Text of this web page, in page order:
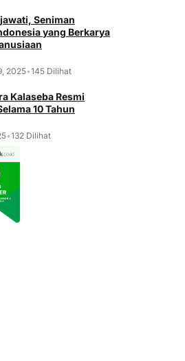
Seniman
yang Berkarya
2025•145 Dilihat
Kalaseba Resmi
10 Tahun
•132 Dilihat